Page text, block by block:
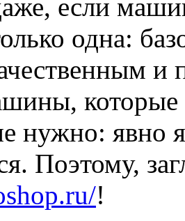
если
одна:
которые
нужно: явно
Поэтому,
!